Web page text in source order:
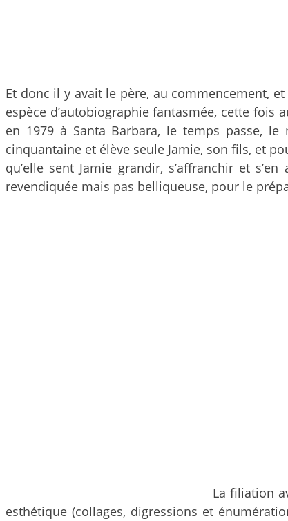
Et donc il y avait le père, au commencement,
espèce d’autobiographie fantasmée, cette fois
en 1979 à Santa Barbara, le temps passe,
cinquantaine et élève seule Jamie, son fils, et
qu’elle sent Jamie grandir, s’affranchir et
revendiquée mais pas belliqueuse, pour le
La filiation
esthétique (collages, digressions et